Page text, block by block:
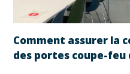
Comment assurer la
des portes coupe-feu